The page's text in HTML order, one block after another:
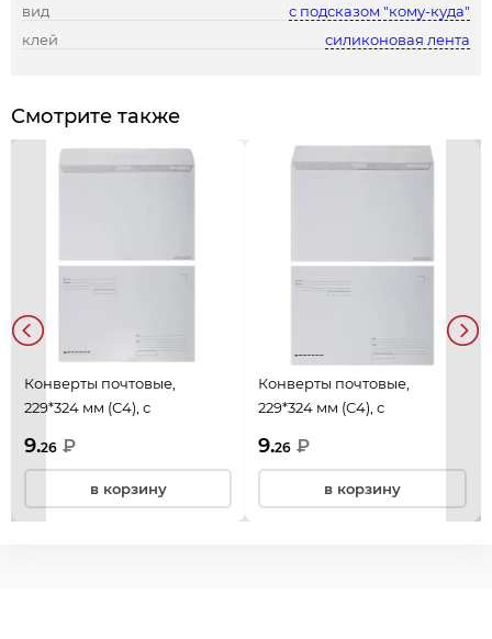
вид
с подсказом "кому-куда"
клей
силиконовая лента
Смотрите также
Конверты почтовые,
229*324 мм (С4), с
офсет, декстрин, Ряжская
3046арх
9.26 ₽
в корзину
Конверты почтовые,
229*324 мм (С4), с
офсет, декстрин, Ряжская
С4_НПРарх
9.26 ₽
в корзину